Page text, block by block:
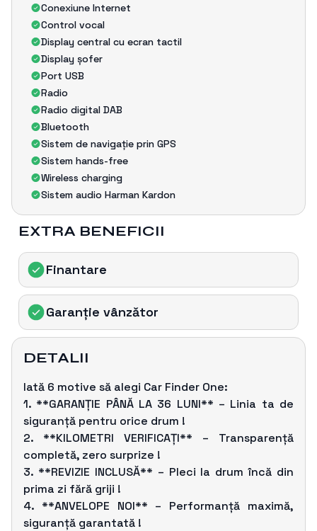
Conexiune Internet
Control vocal
Display central cu ecran tactil
Display șofer
Port USB
Radio
Radio digital DAB
Bluetooth
Sistem de navigație prin GPS
Sistem hands-free
Wireless charging
Sistem audio Harman Kardon
EXTRA BENEFICII
Finantare
Garanție vânzǎtor
DETALII
Iată 6 motive să alegi Car Finder One:
1. **GARANȚIE PÂNĂ LA 36 LUNI** – Linia ta de
siguranță pentru orice drum !
2. **KILOMETRI VERIFICAȚI** – Transparență
completă, zero surprize !
3. **REVIZIE INCLUSĂ** – Pleci la drum încă din
prima zi fără griji !
4. **ANVELOPE NOI** – Performanță maximă,
siguranță garantată !